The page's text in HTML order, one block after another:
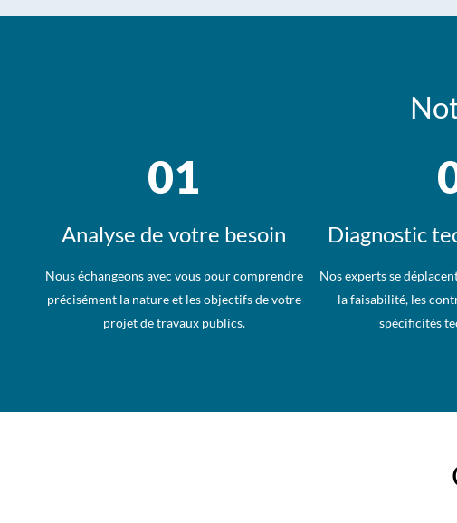
01
Analyse de votre besoin
Nous échangeons avec vous pour comprendre
précisément la nature et les objectifs de votre
projet de travaux publics.
Diagnostic
Nos experts se
la faisabilité, les
spécificités